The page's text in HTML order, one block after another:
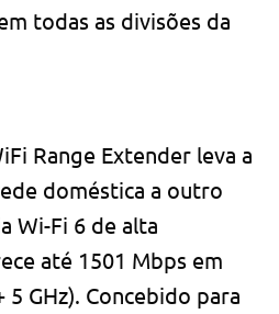
todas as divisões da
Range Extender leva a
doméstica a outro
Wi-Fi 6 de alta
até 1501 Mbps em
5 GHz). Concebido para